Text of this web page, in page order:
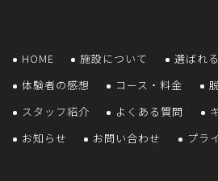
HOME 施設について
選ばれ
体験者の感想
コース・料金
スタッフ紹介
よくある質問
お知らせ
お問い合わせ プラ